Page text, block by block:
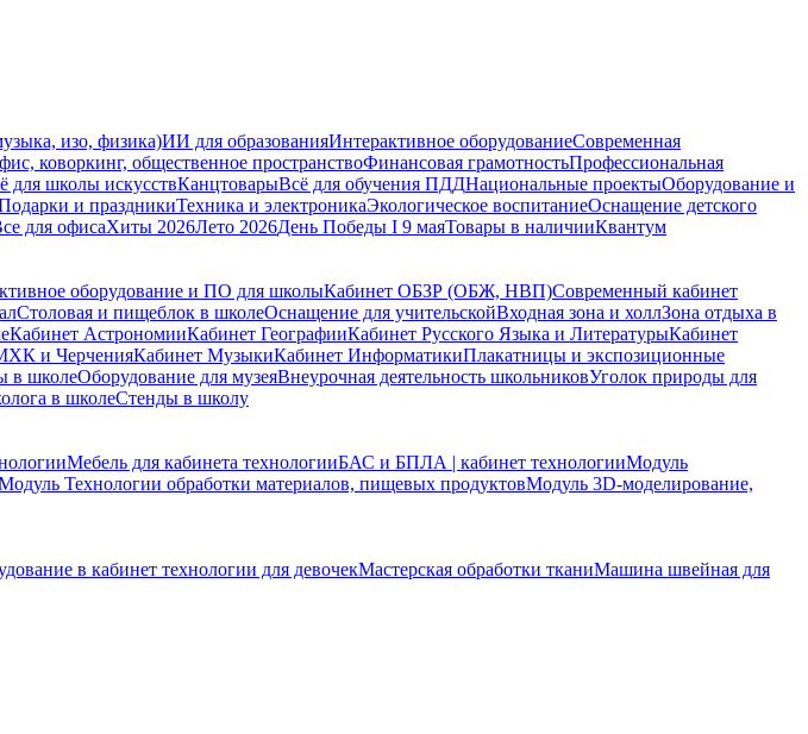
изо, физика)ИИ для образованияИнтерактивное оборудованиеСовременная
коворкинг, общественное пространствоФинансовая грамотностьПрофессиональная
для школы искусствКанцтоварыВсё для обучения ПДДНациональные проектыОборудование и
и праздникиТехника и электроникаЭкологическое воспитаниеОснащение детского
для офисаХиты 2026Лето 2026День Победы I 9 маяТовары в наличииКвантум
оборудование и ПО для школыКабинет ОБЗР (ОБЖ, НВП)Современный кабинет
Столовая и пищеблок в школеОснащение для учительскойВходная зона и холлЗона отдыха в
Кабинет АстрономииКабинет ГеографииКабинет Русского Языка и ЛитературыКабинет
и ЧерченияКабинет МузыкиКабинет ИнформатикиПлакатницы и экспозиционные
в школеОборудование для музеяВнеурочная деятельность школьниковУголок природы для
в школеСтенды в школу
Мебель для кабинета технологииБАС и БПЛА | кабинет технологииМодуль
Технологии обработки материалов, пищевых продуктовМодуль 3D-моделирование,
в кабинет технологии для девочекМастерская обработки тканиМашина швейная для